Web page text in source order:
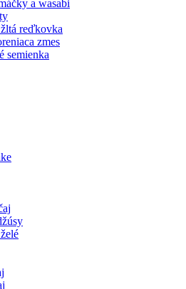
a wasabi
reďkovka
zmes
semienka